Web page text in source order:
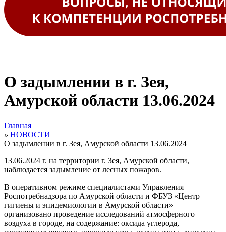
О задымлении в г. Зея,
Амурской области 13.06.2024
Главная
» НОВОСТИ
О задымлении в г. Зея, Амурской области 13.06.2024
13.06.2024 г. на территории г. Зея, Амурской области,
наблюдается задымление от лесных пожаров.
В оперативном режиме специалистами Управления
Роспотребнадзора по Амурской области и ФБУЗ «Центр
гигиены и эпидемиологии в Амурской области»
организовано проведение исследований атмосферного
воздуха в городе, на содержание: оксида углерода,